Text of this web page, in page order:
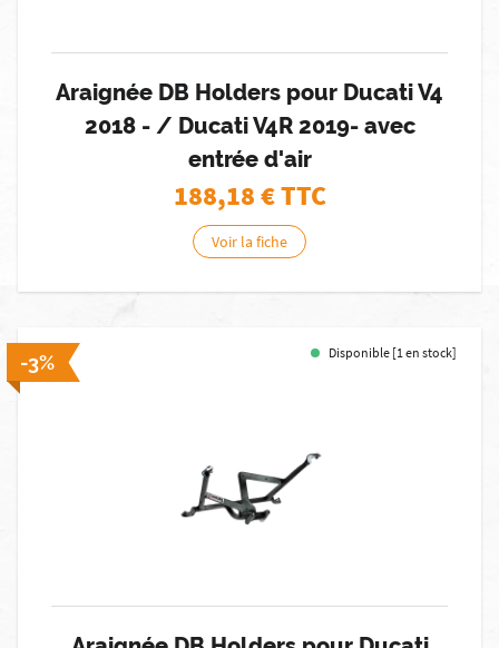
Araignée DB Holders pour Ducati V4
2018 - / Ducati V4R 2019- avec
entrée d'air
188,18€ TTC
Voir la fiche
-3% Disponible [1 en stock]